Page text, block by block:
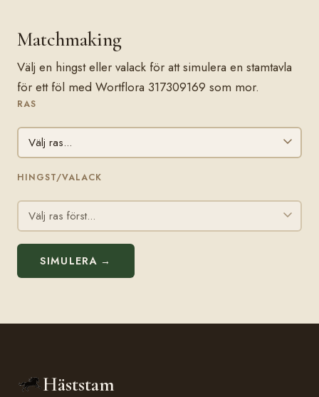
Matchmaking
Välj en hingst eller valack för att simulera en stamtavla
för ett föl med Wortflora 317309169 som mor.
RAS
HINGST/VALACK
SIMULERA →
Häststam